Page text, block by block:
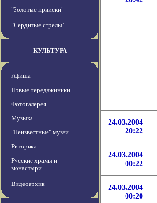
"Золотые прииски"
"Сердитые стрелы"
КУЛЬТУРА
Афиша
Новые передвжиники
Фотогалерея
Музыка
"Неизвестные" музеи
Риторика
Русские храмы и
монастыри
Видеоархив
24.03.2004
20:22
24.03.2004
00:22
24.03.2004
00:20